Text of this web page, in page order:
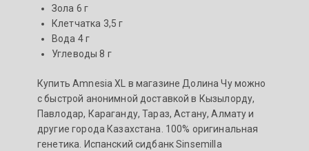
Зола 6 г
Клетчатка 3,5 г
Вода 4 г
Углеводы 8 г
Купить Amnesia XL в магазине Долина Чу можно
с быстрой анонимной доставкой в Кызылорду,
Павлодар, Караганду, Тараз, Астану, Алмату и
другие города Казахстана. 100% оригинальная
генетика. Испанский сидбанк Sinsemilla